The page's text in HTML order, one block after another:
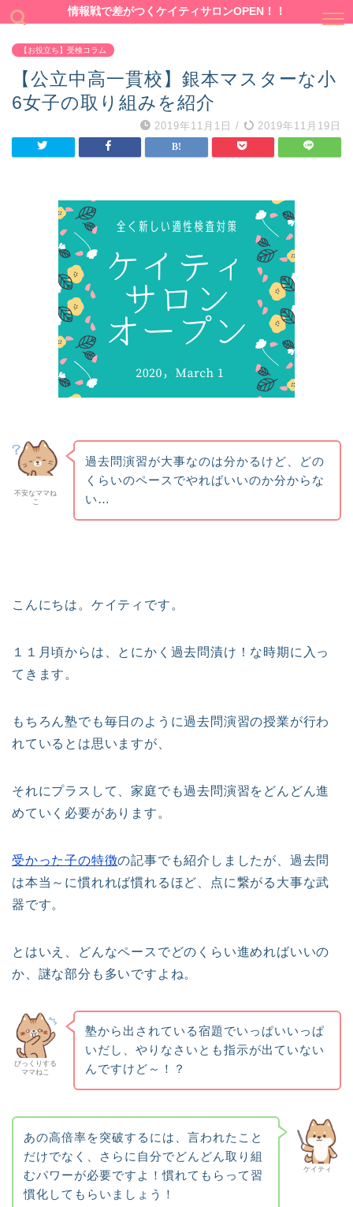
情報戦で差がつくケイティサロンOPEN！！
【お役立ち】受検コラム
【公立中高一貫校】銀本マスターな小
6女子の取り組みを紹介
2019年11月1日 / 2019年11月19日
不安なママね
こ
過去問演習が大事なのは分かるけど、どの
くらいのペースでやればいいのか分からな
い…
こんにちは。ケイティです。
１１月頃からは、とにかく過去問漬け！な時期に入っ
てきます。
もちろん塾でも毎日のように過去問演習の授業が行わ
れているとは思いますが、
それにプラスして、家庭でも過去問演習をどんどん進
めていく必要があります。
受かった子の特徴の記事でも紹介しましたが、過去問
は本当～に慣れれば慣れるほど、点に繋がる大事な武
器です。
とはいえ、どんなペースでどのくらい進めればいいの
か、謎な部分も多いですよね。
びっくりする
ママねこ
塾から出されている宿題でいっぱいいっぱ
いだし、やりなさいとも指示が出ていない
んですけど～！？
ケイティ
あの高倍率を突破するには、言われたこと
だけでなく、さらに自分でどんどん取り組
むパワーが必要ですよ！慣れてもらって習
慣化してもらいましょう！